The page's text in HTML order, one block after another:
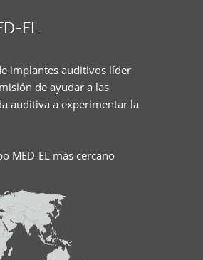
EL
implantes auditivos líder
de ayudar a las
auditiva a experimentar la
MED-EL más cercano